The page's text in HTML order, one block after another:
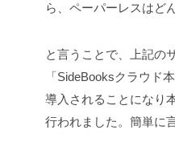
ら、ペーパーレスはど
と言うことで、上記の
「SideBooksクラウド
導入されることになり
行われました。簡単に